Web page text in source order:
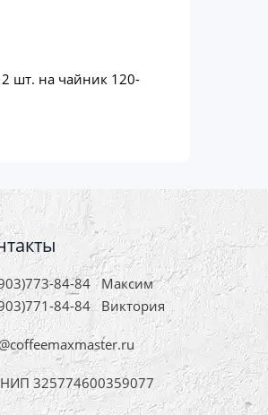
шт. на чайник 120-
84-84Максим
84-84Виктория
325774600359077